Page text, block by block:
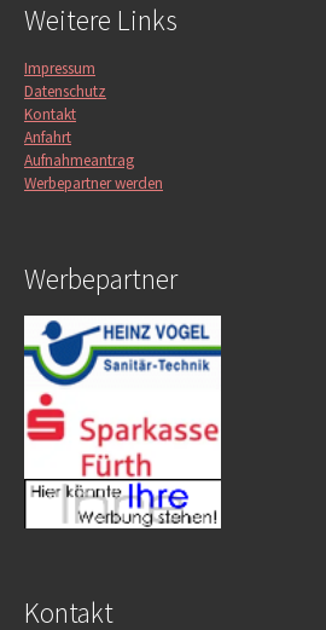
Weitere Links
Impressum
Datenschutz
Kontakt
Anfahrt
Aufnahmeantrag
Werbepartner werden
Werbepartner
Kontakt